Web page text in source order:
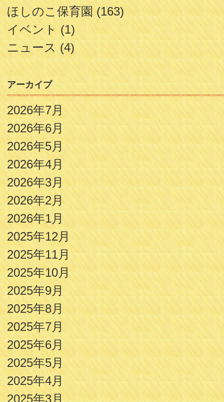
ほしのこ保育園(163)
イベント(1)
ニュース(4)
アーカイブ
2026年7月
2026年6月
2026年5月
2026年4月
2026年3月
2026年2月
2026年1月
2025年12月
2025年11月
2025年10月
2025年9月
2025年8月
2025年7月
2025年6月
2025年5月
2025年4月
2025年3月